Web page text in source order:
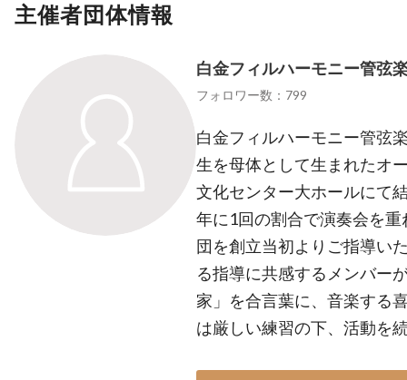
主催者団体情報
白金フィルハーモニー管弦
フォロワー数：799
白金フィルハーモニー管弦
生を母体として生まれたオ
文化センター大ホールにて
年に1回の割合で演奏会を
団を創立当初よりご指導い
る指導に共感するメンバー
家」を合言葉に、音楽する
は厳しい練習の下、活動を